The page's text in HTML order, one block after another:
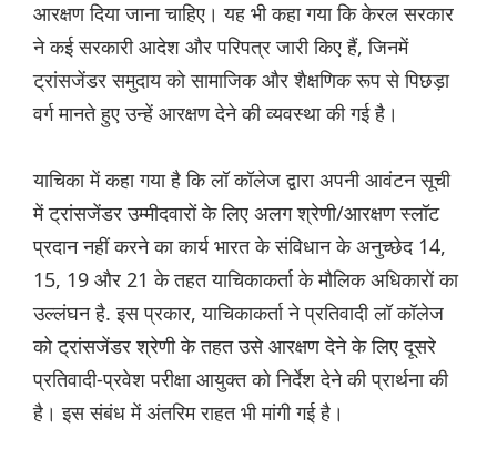
आरक्षण दिया जाना चाहिए। यह भी कहा गया कि केरल सरकार
ने कई सरकारी आदेश और परिपत्र जारी किए हैं, जिनमें
ट्रांसजेंडर समुदाय को सामाजिक और शैक्षणिक रूप से पिछड़ा
वर्ग मानते हुए उन्हें आरक्षण देने की व्यवस्था की गई है।
याचिका में कहा गया है कि लॉ कॉलेज द्वारा अपनी आवंटन सूची
में ट्रांसजेंडर उम्मीदवारों के लिए अलग श्रेणी/आरक्षण स्लॉट
प्रदान नहीं करने का कार्य भारत के संविधान के अनुच्छेद 14,
15, 19 और 21 के तहत याचिकाकर्ता के मौलिक अधिकारों का
उल्लंघन है. इस प्रकार, याचिकाकर्ता ने प्रतिवादी लॉ कॉलेज
को ट्रांसजेंडर श्रेणी के तहत उसे आरक्षण देने के लिए दूसरे
प्रतिवादी-प्रवेश परीक्षा आयुक्त को निर्देश देने की प्रार्थना की
है। इस संबंध में अंतरिम राहत भी मांगी गई है।